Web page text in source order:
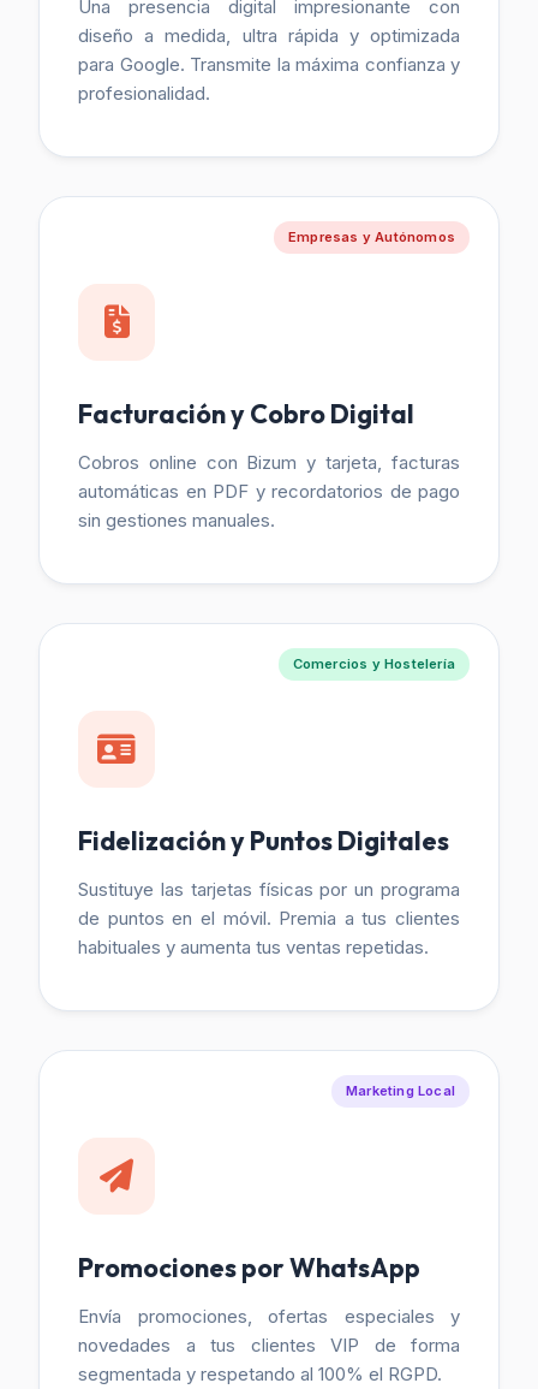
Una presencia digital impresionante con
diseño a medida, ultra rápida y optimizada
para Google. Transmite la máxima confianza y
profesionalidad.
Empresas y Autónomos
Facturación y Cobro Digital
Cobros online con Bizum y tarjeta, facturas
automáticas en PDF y recordatorios de pago
sin gestiones manuales.
Comercios y Hostelería
Fidelización y Puntos Digitales
Sustituye las tarjetas físicas por un programa
de puntos en el móvil. Premia a tus clientes
habituales y aumenta tus ventas repetidas.
Marketing Local
Promociones por WhatsApp
Envía promociones, ofertas especiales y
novedades a tus clientes VIP de forma
segmentada y respetando al 100% el RGPD.